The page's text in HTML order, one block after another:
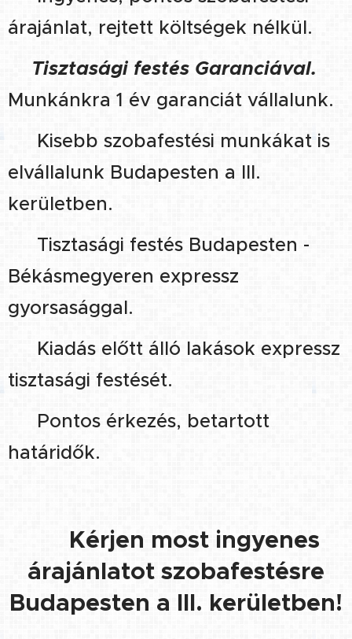
árajánlat, rejtett költségek nélkül.
Tisztasági festés Garanciával.
Munkánkra 1 év garanciát vállalunk.
Kisebb szobafestési munkákat is
elvállalunk Budapesten a III.
kerületben.
Tisztasági festés Budapesten -
Békásmegyeren expressz
gyorsasággal.
🔹 Kiadás előtt álló lakások expressz
tisztasági festését.
🔹 Pontos érkezés, betartott
határidők.
Kérjen most ingyenes
árajánlatot szobafestésre
Budapesten a III. kerületben!